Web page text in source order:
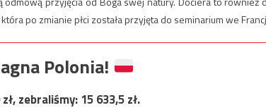
po zmianie płci została przyjęta do seminarium we
Polonia!
zł, zebraliśmy:15 633,5zł.